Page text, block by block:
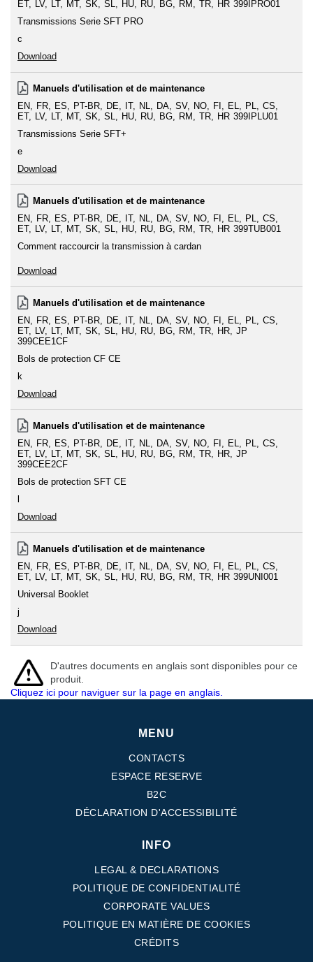
ET
LV LT MT SK SL HU RU BG RM TR HR 399IPRO01
Transmissions Serie SFT PRO
c
Download
Manuels d'utilisation et de maintenance
EN
FR ES PT-BR DE IT NL DA SV NO FI EL PL CS
ET
LV LT MT SK SL HU RU BG RM TR HR 399IPLU01
Transmissions Serie SFT+
e
Download
Manuels d'utilisation et de maintenance
EN
FR ES PT-BR DE IT NL DA SV NO FI EL PL CS
ET
LV LT MT SK SL HU RU BG RM TR HR 399TUB001
Comment raccourcir la transmission à cardan
Download
Manuels d'utilisation et de maintenance
EN
FR ES PT-BR DE IT NL DA SV NO FI EL PL CS
ET
LV LT MT SK SL HU RU BG RM TR HR JP
399CEE1CF
Bols de protection CF CE
k
Download
Manuels d'utilisation et de maintenance
EN
FR ES PT-BR DE IT NL DA SV NO FI EL PL CS
ET
LV LT MT SK SL HU RU BG RM TR HR JP
399CEE2CF
Bols de protection SFT CE
Download
Manuels d'utilisation et de maintenance
EN
FR ES PT-BR DE IT NL DA SV NO FI EL PL CS
ET
LV LT MT SK SL HU RU BG RM TR HR 399UNI001
Universal Booklet
j
Download
D'autres documents en anglais sont disponibles pour ce
produit.
Cliquez ici pour naviguer sur la page en anglais.
MENU
CONTACTS
ESPACE RESERVE
B2C
DÉCLARATION D'ACCESSIBILITÉ
INFO
LEGAL & DECLARATIONS
POLITIQUE DE CONFIDENTIALITÉ
CORPORATE VALUES
POLITIQUE EN MATIÈRE DE COOKIES
CRÉDITS